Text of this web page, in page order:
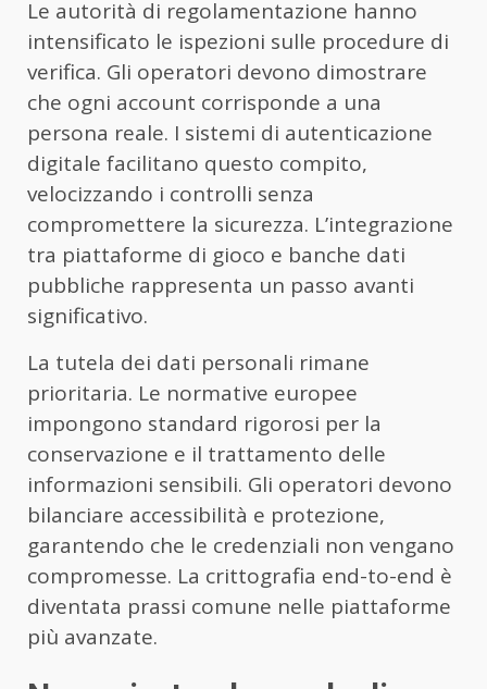
Le autorità di regolamentazione hanno
intensificato le ispezioni sulle procedure di
verifica. Gli operatori devono dimostrare
che ogni account corrisponde a una
persona reale. I sistemi di autenticazione
digitale facilitano questo compito,
velocizzando i controlli senza
compromettere la sicurezza. L’integrazione
tra piattaforme di gioco e banche dati
pubbliche rappresenta un passo avanti
significativo.
La tutela dei dati personali rimane
prioritaria. Le normative europee
impongono standard rigorosi per la
conservazione e il trattamento delle
informazioni sensibili. Gli operatori devono
bilanciare accessibilità e protezione,
garantendo che le credenziali non vengano
compromesse. La crittografia end-to-end è
diventata prassi comune nelle piattaforme
più avanzate.